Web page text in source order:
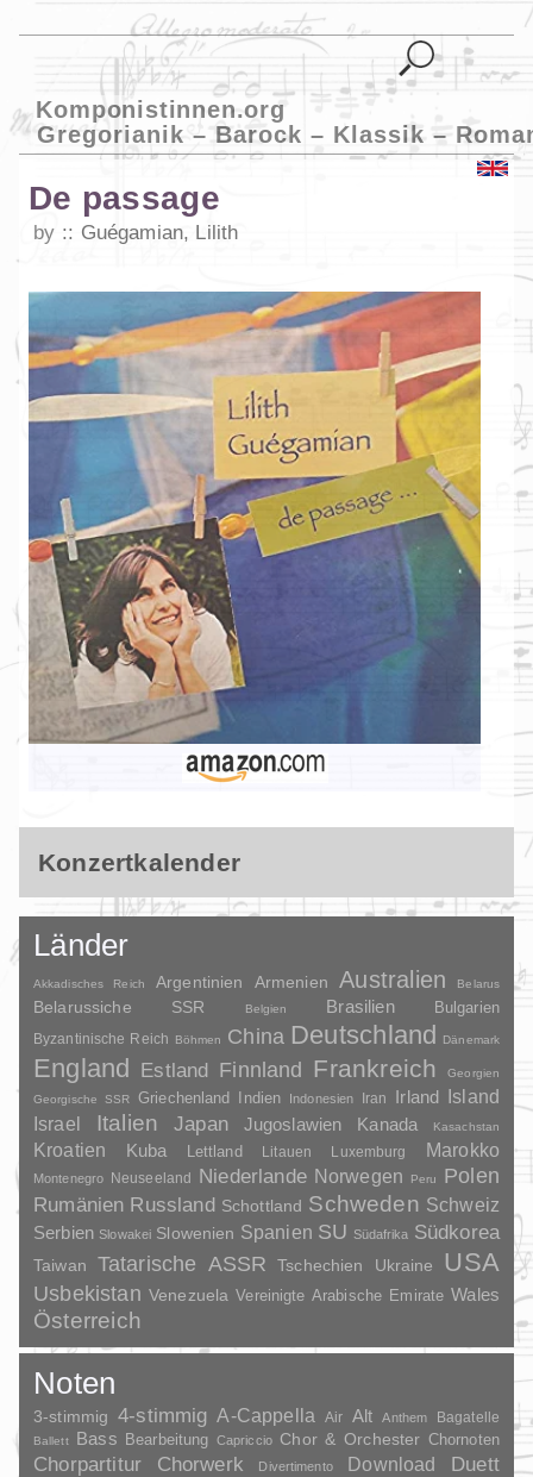
Komponistinnen.org
Gregorianik – Barock – Klassik –
De passage
by Guégamian, Lilith
Konzertkalender
Länder
Akkadisches Reich Argentinien Armenien Australien Belarus
Belarussiche SSR Belgien Brasilien Bulgarien
Byzantinische Reich Böhmen China Deutschland Dänemark
England Estland Finnland Frankreich
Georgien
Georgische SSR
Griechenland Indien Indonesien Iran Irland
Island
Israel
Italien Japan Jugoslawien Kanada Kasachstan
Kroatien Kuba Lettland Litauen Luxemburg Marokko
Montenegro Neuseeland Niederlande Norwegen Peru
Polen
Rumänien Russland Schottland Schweden Schweiz
Serbien Slowakei Slowenien Spanien SU Südafrika Südkorea
Taiwan Tatarische ASSR Tschechien Ukraine USA
Usbekistan Venezuela Vereinigte Arabische Emirate Wales
Österreich
Noten
3-stimmig 4-stimmig A-Cappella Air Alt Anthem Bagatelle
Ballett Bass Bearbeitung Capriccio Chor & Orchester Chornoten
Chorpartitur Chorwerk Divertimento Download
Duett